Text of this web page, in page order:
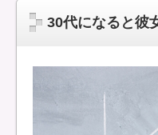
作
方
30代になると彼